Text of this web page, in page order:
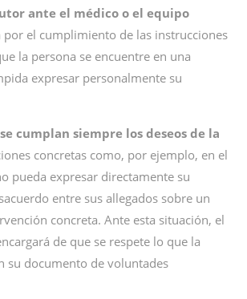
ante el médico o el equipo
por el cumplimiento de las instrucciones
la persona se encuentre en una
expresar personalmente su
se cumplan siempre los deseos de la
concretas como, por ejemplo, en el
pueda expresar directamente su
entre sus allegados sobre un
concreta. Ante esta situación, el
de que se respete lo que la
su documento de voluntades